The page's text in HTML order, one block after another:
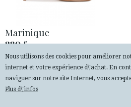
Marinique
230€
Sandales à talons moyens en cuir
métallisé argenté
Nous utilisons des cookies pour améliorer
internet et votre expérience d\'achat. En
naviguer sur notre site Internet, vous
Plus d\'infos